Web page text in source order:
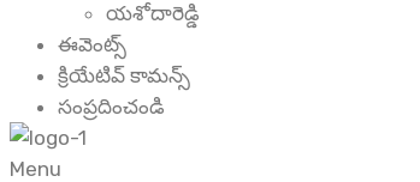
యశోదారెడ్డి
ఈవెంట్స్
క్రియేటివ్ కామన్స్
సంప్రదించండి
Menu